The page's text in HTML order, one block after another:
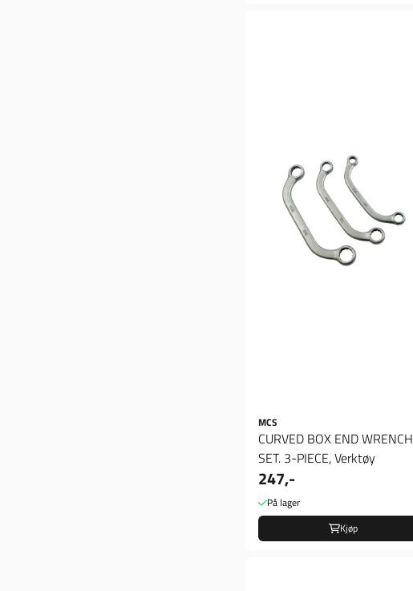
MCS
CURVED BOX END WRENCH
SET. 3-PIECE, Verktøy
247,-
På lager
Kjøp